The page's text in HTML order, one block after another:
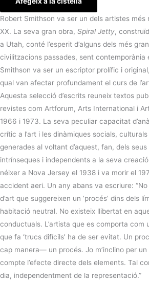
Robert Smithson va ser un dels artistes més
XX. La seva gran obra, Spiral Jetty,
a Utah, conté l’esperit d’alguns dels més
civilitzacions passades, sent contemporània
Smithson va ser un escriptor prolífic i
qual van afectar profundament el curs de
Aquesta selecció d’escrits reuneix textos
revistes com Artforum, Arts International i
1966 i 1973. La seva peculiar capacitat
crític a l’art i les dinàmiques socials,
generades al voltant d’aquest, fan, dels
intrínseques i independents a la seva
néixer a Nova Jersey el 1938 i va morir el
accident aeri. Un any abans va escriure: “No
d’art que suggereixen un ‘procés’ dins dels
habitació neutral. No existeix llibertat en
conductuals. L’artista que es comporta com
que fa ‘trucs difícils’ ha de ser evitat. Un
cap manera— un procés. Jo m’inclino per
compte l’efecte directe dels elements. Tal
dia, independentment de la representació.”